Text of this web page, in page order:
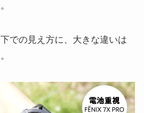
での見え方に、大きな違いは